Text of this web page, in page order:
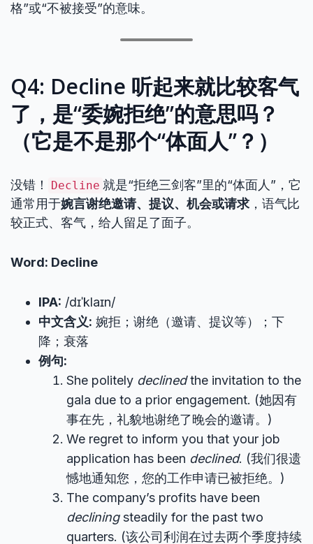
格”或“不被接受”的意味。
Q4: Decline 听起来就比较客气
了，是“委婉拒绝”的意思吗？
（它是不是那个“体面人”？）
没错！ Decline 就是“拒绝三剑客”里的“体面人”，它
通常用于婉言谢绝邀请、提议、机会或请求 ，语气比
较正式、客气，给人留足了面子。
Word: Decline
IPA: /dɪˈklaɪn/
中文含义: 婉拒；谢绝（邀请、提议等）；下
降；衰落
例句:
She politely declinedthe invitation to the
gala due to a prior engagement. (她因有
事在先，礼貌地谢绝了晚会的邀请。)
We regret to inform you that your job
application has been declined. (我们很遗
憾地通知您，您的工作申请已被拒绝。)
The company’s profits have been
decliningsteadily for the past two
quarters. (该公司利润在过去两个季度持续